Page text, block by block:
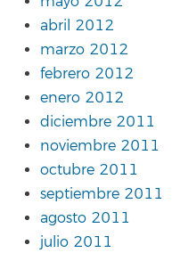
abril 2012
marzo 2012
febrero 2012
enero 2012
diciembre 2011
noviembre 2011
octubre 2011
septiembre 2011
agosto 2011
julio 2011